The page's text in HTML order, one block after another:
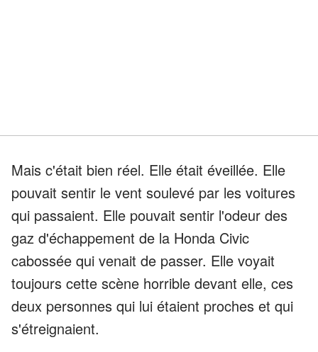
Mais c'était bien réel. Elle était éveillée. Elle
pouvait sentir le vent soulevé par les voitures
qui passaient. Elle pouvait sentir l'odeur des
gaz d'échappement de la Honda Civic
cabossée qui venait de passer. Elle voyait
toujours cette scène horrible devant elle, ces
deux personnes qui lui étaient proches et qui
s'étreignaient.